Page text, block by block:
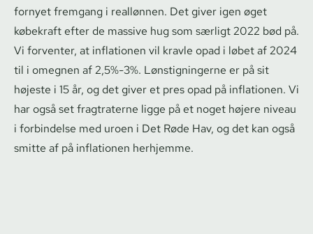
fornyet fremgang i reallønnen. Det giver igen øget
købekraft efter de massive hug som særligt 2022 bød på.
Vi forventer, at inflationen vil kravle opad i løbet af 2024
til i omegnen af 2,5%-3%. Løn­stig­nin­ger­ne er på sit
højeste i 15 år, og det giver et pres opad på inflationen. Vi
har også set fragtraterne ligge på et noget højere niveau
i forbindelse med uroen i Det Røde Hav, og det kan også
smitte af på inflationen herhjemme.